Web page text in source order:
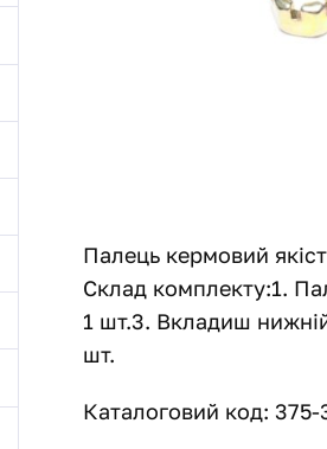
Палець кермовий
Склад комплекту:1.
1 шт.3. Вкладиш
шт.
Каталоговий код: